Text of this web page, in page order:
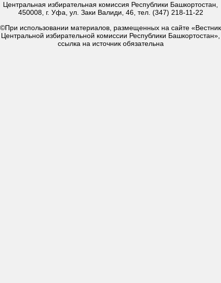
Центральная избирательная комиссия Республики Башкортостан,
450008, г. Уфа, ул. Заки Валиди, 46, тел. (347) 218-11-22
©При использовании материалов, размещенных на сайте «Вестник
Центральной избирательной комиссии Республики Башкортостан»,
ссылка на источник обязательна